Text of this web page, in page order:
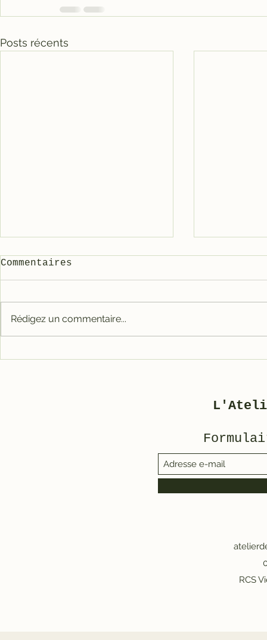
Posts récents
Commentaires
Rédigez un commentaire...
RCS